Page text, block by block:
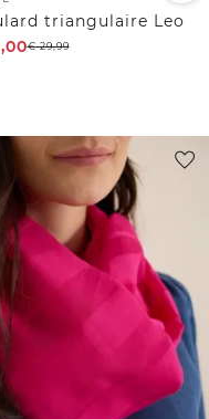
triangulaire Leo
€29,99